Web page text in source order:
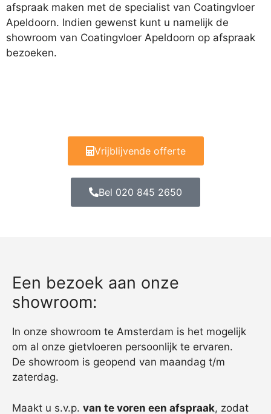
afspraak maken met de specialist van Coatingvloer
Apeldoorn. Indien gewenst kunt u namelijk de
showroom van Coatingvloer Apeldoorn op afspraak
bezoeken.
Vrijblijvende offerte
Bel 020 845 2650
Een bezoek aan onze
showroom:
In onze showroom te Amsterdam is het mogelijk
om al onze gietvloeren persoonlijk te ervaren.
De showroom is geopend van maandag t/m
zaterdag.
Maakt u s.v.p. van te voren een afspraak, zodat